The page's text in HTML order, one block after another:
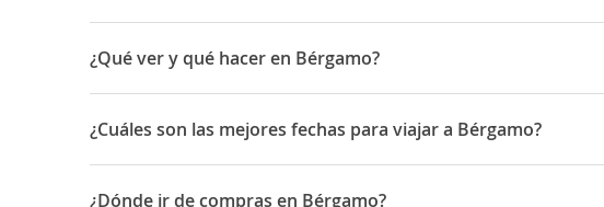
¿Qué ver y qué hacer en Bérgamo?
Palazzo della Ragione(siglo XII), la Fontana Contarini, del '700, el
altísima torre que cada noche a las 22 repica 100 veces,
El Palacio de la Razón es ahora el Ayuntamiento. Es muy elegante
en la primera planta.
¿Cuáles son las mejores fechas para viajar a Bérgamo?
Cada año, del 26 de agosto en adelante, se celebra laFeria de
patrona y tiene iniciativas de todo tipo: religioso, teatral y
¿Dónde ir de compras en Bérgamo?